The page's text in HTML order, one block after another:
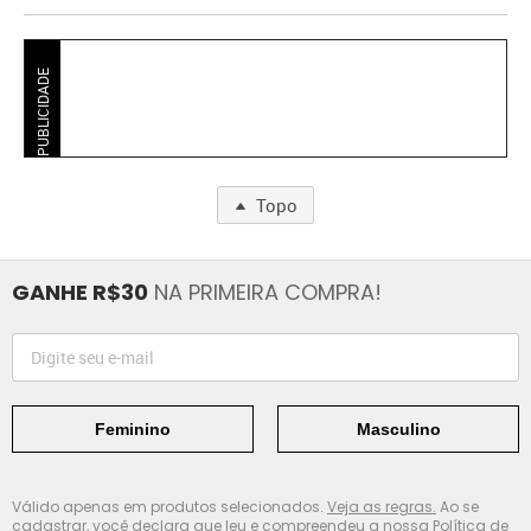
PUBLICIDADE
Topo
GANHE R$30 NA PRIMEIRA COMPRA!
Feminino Masculino
Válido apenas em produtos selecionados. Veja as regras. Ao se
cadastrar, você declara que leu e compreendeu a nossa Política de